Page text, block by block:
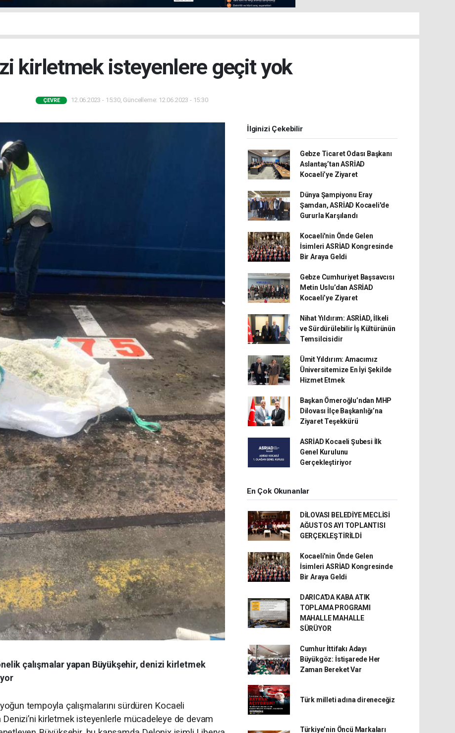
kirletmek isteyenlere geçit yok
ÇEVRE 12.06.2023 - 15:30, Güncelleme: 12.06.2023 - 15:30
çalışmalar yapan Büyükşehir, denizi kirletmek
tempoyla çalışmalarını sürdüren Kocaeli
kirletmek isteyenlerle mücadeleye de devam
İlginizi Çekebilir
Gebze Ticaret Odası Başkanı
Aslantaş’tan ASRİAD
Kocaeli’ye Ziyaret
Dünya Şampiyonu Eray
Şamdan, ASRİAD Kocaeli'de
Gururla Karşılandı
Kocaeli'nin Önde Gelen
İsimleri ASRİAD Kongresinde
Bir Araya Geldi
Gebze Cumhuriyet Başsavcısı
Metin Uslu’dan ASRİAD
Kocaeli’ye Ziyaret
Nihat Yıldırım: ASRİAD, İlkeli
ve Sürdürülebilir İş Kültürünün
Temsilcisidir
Ümit Yıldırım: Amacımız
Üniversitemize En İyi Şekilde
Hizmet Etmek
Başkan Ömeroğlu’ndan MHP
Dilovası İlçe Başkanlığı’na
Ziyaret Teşekkürü
ASRİAD Kocaeli Şubesi İlk
Genel Kurulunu
Gerçekleştiriyor
En Çok Okunanlar
DİLOVASI BELEDİYE MECLİSİ
AĞUSTOS AYI TOPLANTISI
GERÇEKLEŞTİRİLDİ
Kocaeli'nin Önde Gelen
İsimleri ASRİAD Kongresinde
Bir Araya Geldi
DARICA'DA KABA ATIK
TOPLAMA PROGRAMI
MAHALLE MAHALLE
SÜRÜYOR
Cumhur İttifakı Adayı
Büyükgöz: İstişarede Her
Zaman Bereket Var
Türk milleti adına direneceğiz
Türkiye’nin Öncü Markaları